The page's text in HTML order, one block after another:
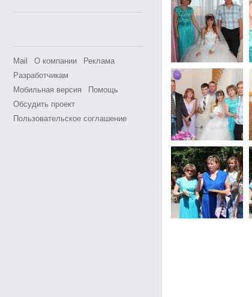
Mail О компании
Реклама
Разработчикам
Мобильная версия
Помощь
Обсудить проект
Пользовательское соглашение